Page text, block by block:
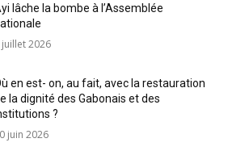
lâche la bombe à l’Assemblée
juillet 2026
en est- on, au fait, avec la restauration
la dignité des Gabonais et des
?
juin 2026